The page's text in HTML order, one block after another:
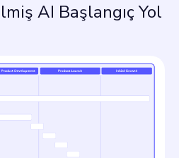
AI Başlangıç Yol